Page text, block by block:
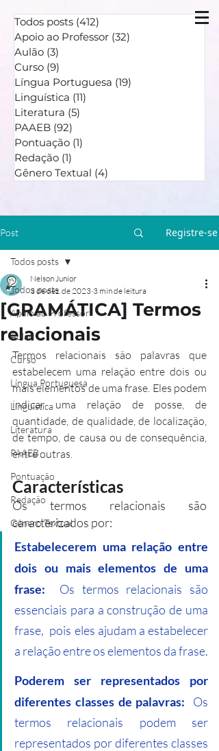
Todos posts (412)
Apoio ao Professor (32)
Aulão (3)
Curso (9)
Língua Portuguesa (19)
Linguística (11)
Literatura (5)
PAAEB (92)
Pontuação (1)
Redação (1)
Gênero Textual (4)
Post Registre-se
Todos posts
Apoio ao Professor
Aulão
Curso
Língua Portuguesa
Linguística
Literatura
PAAEB
Pontuação
Redação
Gênero Textual
Todos posts
[GRAMÁTICA] Termos
relacionais
Nelson Junior
3 de dez. de 2023 3 min de leitura
Termos relacionais são palavras que
estabelecem uma relação entre dois ou
mais elementos de uma frase. Eles podem
indicar uma relação de posse, de
quantidade, de qualidade, de localização,
de tempo, de causa ou de consequência,
entre outras.
Características
Os termos relacionais são
caracterizados por:
Estabelecerem uma relação entre
dois ou mais elementos de uma
frase:
  Os termos relacionais são
essenciais para a construção de uma
frase,  pois eles ajudam a estabelecer
a relação entre os elementos da frase.
Poderem ser representados por
diferentes classes de palavras:
  Os
termos relacionais podem ser
representados por diferentes classes